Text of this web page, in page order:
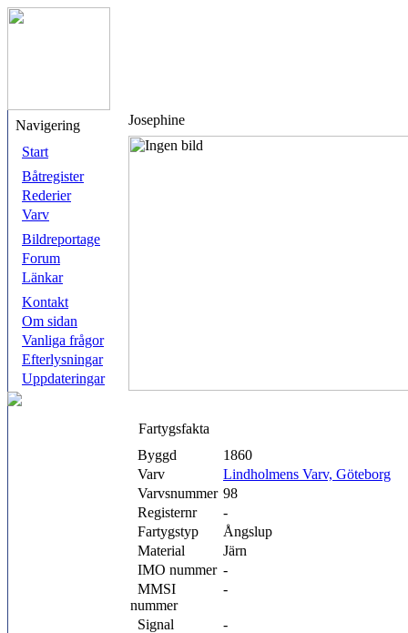
Navigering
Start
Båtregister
Rederier
Varv
Bildreportage
Forum
Länkar
Kontakt
Om sidan
Vanliga frågor
Efterlysningar
Uppdateringar
Josephine
Fartygsfakta
Byggd
1860
Varv
Lindholmens Varv, Göteborg
Varvsnummer 98
Registernr
-
Fartygstyp
Ångslup
Material
Järn
IMO nummer -
MMSI
nummer
-
Signal
-